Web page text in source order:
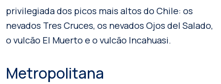
privilegiada dos picos mais altos do Chile: os
nevados Tres Cruces, os nevados Ojos del Salado,
o vulcão El Muerto e o vulcão Incahuasi.
Metropolitana